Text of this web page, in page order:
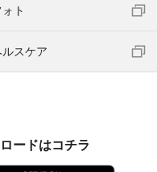
ト
スケア
ードはコチラ